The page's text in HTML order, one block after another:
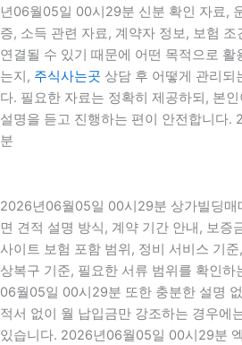
년06월05일 00시29분 신분 확인 자료,
증, 소득 관련 자료, 계약자 정보, 보험
연결될 수 있기 때문에 어떤 목적으로 활
는지, 주식사는곳 상담 후 어떻게 관리되
다. 필요한 자료는 정확히 제공하되, 본
설명을 듣고 진행하는 편이 안전합니다
분
2026년06월05일 00시29분 상가빌딩매
면 견적 설명 방식, 계약 기간 안내, 보증
사이트 보험 포함 범위, 정비 서비스 기
상복구 기준, 필요한 서류 범위를 확인
06월05일 00시29분 또한 충분한 설명
적서 없이 월 납입금만 강조하는 경우에
있습니다. 2026년06월05일 00시29분